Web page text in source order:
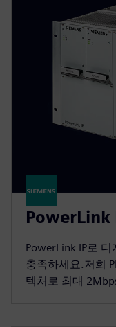
PowerLink
PowerLink IP로
충족하세요.저희
텍처로 최대